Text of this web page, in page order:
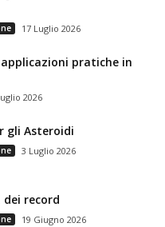
17 Luglio 2026
pratiche in
2026
gli Asteroidi
3 Luglio 2026
record
19 Giugno 2026